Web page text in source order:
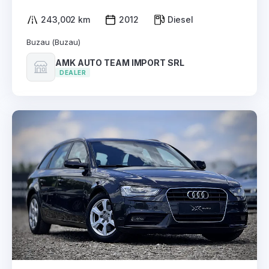
243,002 km 2012 Diesel
Buzau (Buzau)
AMK AUTO TEAM IMPORT SRL
DEALER